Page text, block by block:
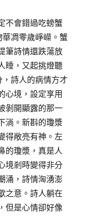
不會錯過吃螃蟹
凋零歲崢嶸。蟹
筆詩情還跌蕩放
睡，又起挑燈聽
詩人的病情方才
心境，設定享用
剝開顯露的那一
淌。新斟的瓊漿
得敞亮有神。左
的瓊漿，真是人
境剎時變得非分
涌，詩情洶湧澎
之意。詩人躺在
但是心情卻好像